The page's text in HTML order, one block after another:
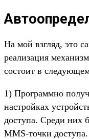
На мой взгляд, это
реализация
состоит в
1) Программно
настройках
доступа. Среди них
MMS-точки